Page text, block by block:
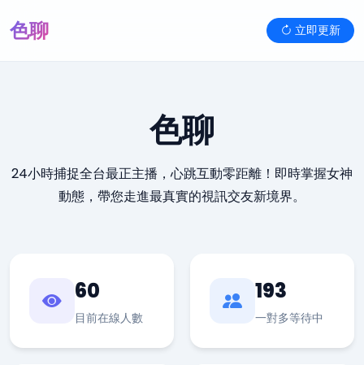
色聊 立即更新
色聊
24小時捕捉全台最正主播，心跳互動零距離！即時掌握女神
動態，帶您走進最真實的視訊交友新境界。
60
目前在線人數
193
一對多等待中